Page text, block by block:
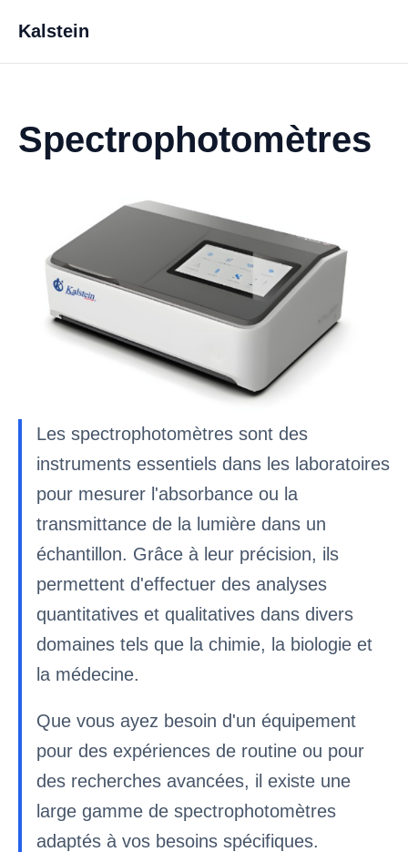
Kalstein
Spectrophotomètres
Les spectrophotomètres sont des
instruments essentiels dans les laboratoires
pour mesurer l'absorbance ou la
transmittance de la lumière dans un
échantillon. Grâce à leur précision, ils
permettent d'effectuer des analyses
quantitatives et qualitatives dans divers
domaines tels que la chimie, la biologie et
la médecine.
Que vous ayez besoin d'un équipement
pour des expériences de routine ou pour
des recherches avancées, il existe une
large gamme de spectrophotomètres
adaptés à vos besoins spécifiques.